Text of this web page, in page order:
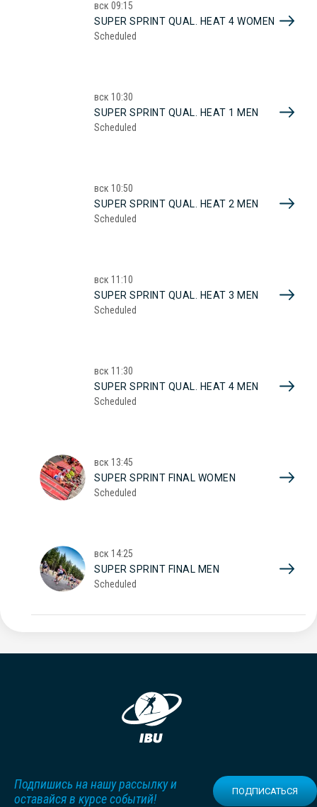
вск 09:15
SUPER SPRINT QUAL. HEAT 4 WOMEN
Scheduled
вск 10:30
SUPER SPRINT QUAL. HEAT 1 MEN
Scheduled
вск 10:50
SUPER SPRINT QUAL. HEAT 2 MEN
Scheduled
вск 11:10
SUPER SPRINT QUAL. HEAT 3 MEN
Scheduled
вск 11:30
SUPER SPRINT QUAL. HEAT 4 MEN
Scheduled
вск 13:45
SUPER SPRINT FINAL WOMEN
Scheduled
вск 14:25
SUPER SPRINT FINAL MEN
Scheduled
Подпишись на нашу рассылку и
оставайся в курсе событий!
ПОДПИСАТЬСЯ